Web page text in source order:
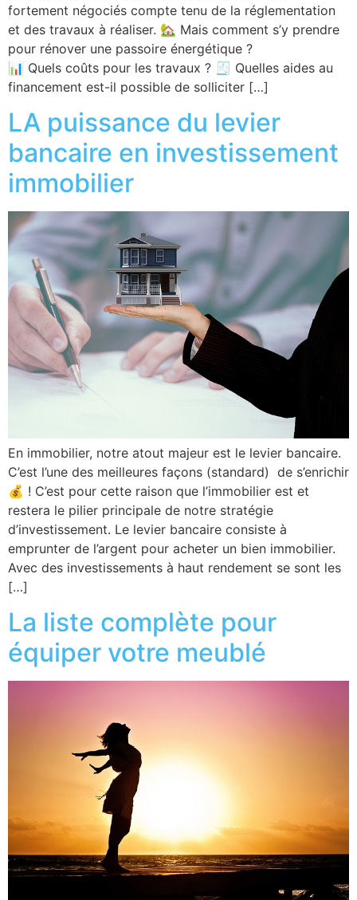
fortement négociés compte tenu de la réglementation
et des travaux à réaliser. 🏡 Mais comment s’y prendre
pour rénover une passoire énergétique ?
📊 Quels coûts pour les travaux ? 🧾 Quelles aides au
financement est-il possible de solliciter […]
LA puissance du levier
bancaire en investissement
immobilier
En immobilier, notre atout majeur est le levier bancaire.
C’est l’une des meilleures façons (standard) de s’enrichir
💰 ! C’est pour cette raison que l’immobilier est et
restera le pilier principale de notre stratégie
d’investissement. Le levier bancaire consiste à
emprunter de l’argent pour acheter un bien immobilier.
Avec des investissements à haut rendement se sont les
[…]
La liste complète pour
équiper votre meublé